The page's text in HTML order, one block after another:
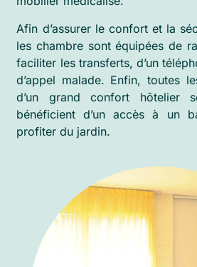
Afin d’assurer le confort et la
les chambre sont équipées de
faciliter les transferts, d’un
d’appel malade. Enfin, toutes
d’un grand confort hôtelier
bénéficient d’un accès à un
profiter du jardin.